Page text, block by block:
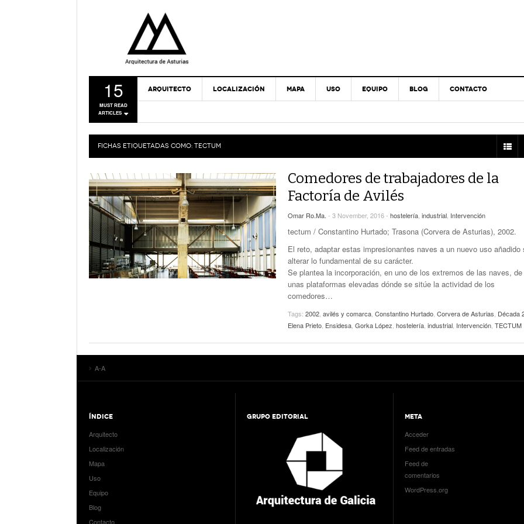
15
MUST READ
ARTICLES
ARQUITECTO LOCALIZACIÓN MAPA USO EQUIPO BLOG CONTACTO
FICHAS ETIQUETADAS COMO: TECTUM
Comedores de trabajadores de la
Factoría de Avilés
Omar Ro.Ma. - 3 November, 2016 - hostelería industrial Intervención
tectum / Constantino Hurtado; Trasona (Corvera de Asturias), 2002.
El reto, adaptar estas impresionantes naves a un nuevo uso añadido
alterar lo fundamental de su carácter.
Se plantea la incorporación, en uno de los extremos de las naves, de
unas plataformas elevadas dónde se sitúe la actividad de los
comedores…
Tags: 2002 avilés y comarca Constantino Hurtado Corvera de Asturias Década
Elena Prieto Ensidesa Gorka López hostelería industrial Intervención TECTUM
A-A
ÍNDICE
Arquitecto
Localización
Mapa
Uso
Equipo
Blog
Contacto
GRUPO EDITORIAL META
Acceder
Feed de entradas
Feed de
comentarios
WordPress.org